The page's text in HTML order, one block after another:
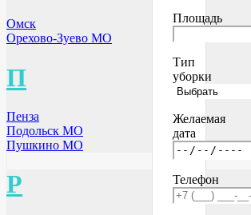
Омск
Орехово-Зуево МО
П
Пенза
Подольск МО
Пушкино МО
Р
Площадь
Тип
уборки
Желаемая
дата
Телефон